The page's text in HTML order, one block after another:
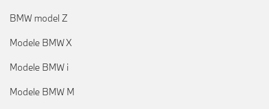
BMW model Z
Modele BMW X
Modele BMW i
Modele BMW M